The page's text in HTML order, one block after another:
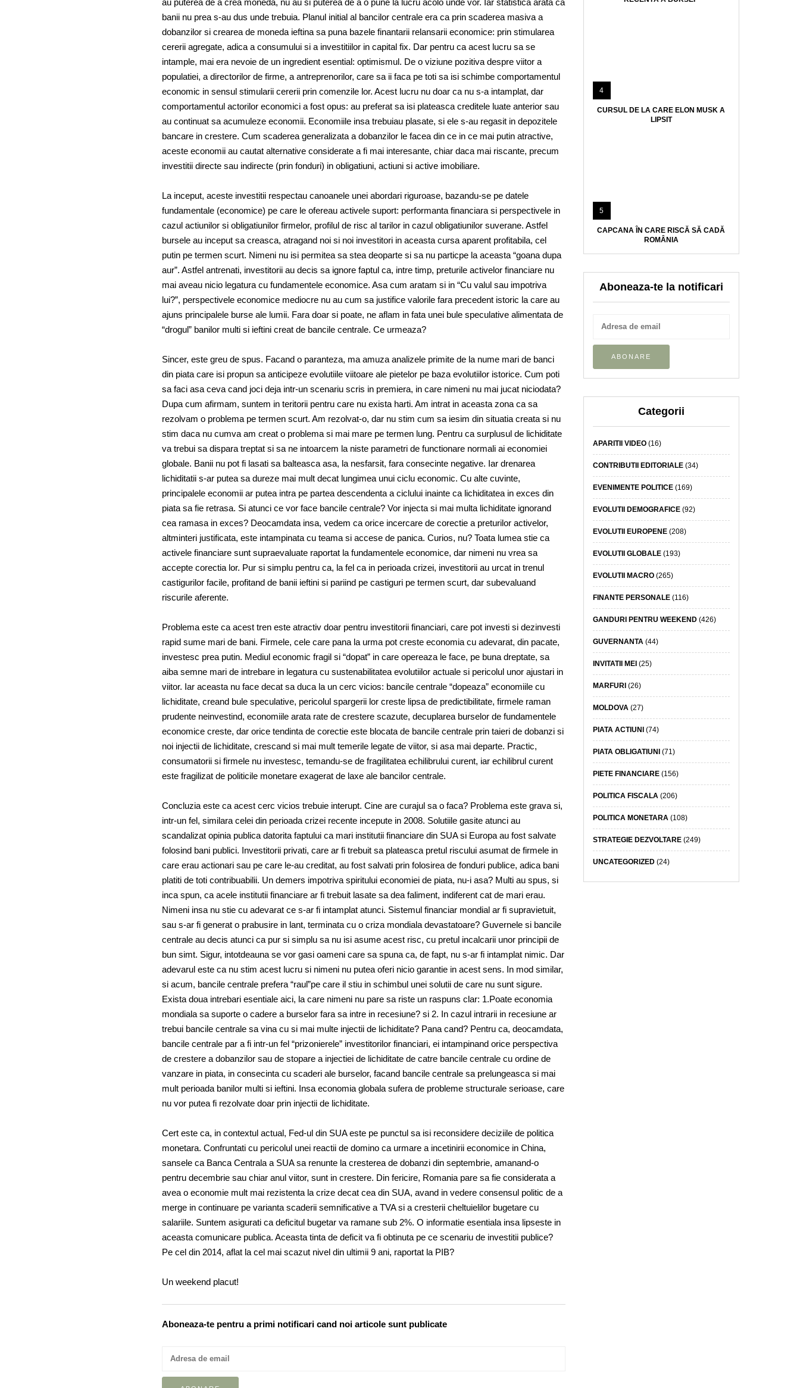
au puterea de a crea moneda, nu au si puterea de a o pune la lucru acolo unde vor. Iar statistica arata ca
banii nu prea s-au dus unde trebuia. Planul initial al bancilor centrale era ca prin scaderea masiva a
dobanzilor si crearea de moneda ieftina sa puna bazele finantarii relansarii economice: prin stimularea
cererii agregate, adica a consumului si a investitiilor in capital fix. Dar pentru ca acest lucru sa se
intample, mai era nevoie de un ingredient esential: optimismul. De o viziune pozitiva despre viitor a
populatiei, a directorilor de firme, a antreprenorilor, care sa ii faca pe toti sa isi schimbe comportamentul
economic in sensul stimularii cererii prin comenzile lor. Acest lucru nu doar ca nu s-a intamplat, dar
comportamentul actorilor economici a fost opus: au preferat sa isi plateasca creditele luate anterior sau
au continuat sa acumuleze economii. Economiile insa trebuiau plasate, si ele s-au regasit in depozitele
bancare in crestere. Cum scaderea generalizata a dobanzilor le facea din ce in ce mai putin atractive,
aceste economii au cautat alternative considerate a fi mai interesante, chiar daca mai riscante, precum
investitii directe sau indirecte (prin fonduri) in obligatiuni, actiuni si active imobiliare.
La inceput, aceste investitii respectau canoanele unei abordari riguroase, bazandu-se pe datele
fundamentale (economice) pe care le ofereau activele suport: performanta financiara si perspectivele in
cazul actiunilor si obligatiunilor firmelor, profilul de risc al tarilor in cazul obligatiunilor suverane. Astfel
bursele au inceput sa creasca, atragand noi si noi investitori in aceasta cursa aparent profitabila, cel
putin pe termen scurt. Nimeni nu isi permitea sa stea deoparte si sa nu particpe la aceasta “goana dupa
aur”. Astfel antrenati, investitorii au decis sa ignore faptul ca, intre timp, preturile activelor financiare nu
mai aveau nicio legatura cu fundamentele economice. Asa cum aratam si in “Cu valul sau impotriva
lui?”, perspectivele economice mediocre nu au cum sa justifice valorile fara precedent istoric la care au
ajuns principalele burse ale lumii. Fara doar si poate, ne aflam in fata unei bule speculative alimentata de
“drogul” banilor multi si ieftini creat de bancile centrale. Ce urmeaza?
Sincer, este greu de spus. Facand o paranteza, ma amuza analizele primite de la nume mari de banci
din piata care isi propun sa anticipeze evolutiile viitoare ale pietelor pe baza evolutiilor istorice. Cum poti
sa faci asa ceva cand joci deja intr-un scenariu scris in premiera, in care nimeni nu mai jucat niciodata?
Dupa cum afirmam, suntem in teritorii pentru care nu exista harti. Am intrat in aceasta zona ca sa
rezolvam o problema pe termen scurt. Am rezolvat-o, dar nu stim cum sa iesim din situatia creata si nu
stim daca nu cumva am creat o problema si mai mare pe termen lung. Pentru ca surplusul de lichiditate
va trebui sa dispara treptat si sa ne intoarcem la niste parametri de functionare normali ai economiei
globale. Banii nu pot fi lasati sa balteasca asa, la nesfarsit, fara consecinte negative. Iar drenarea
lichiditatii s-ar putea sa dureze mai mult decat lungimea unui ciclu economic. Cu alte cuvinte,
principalele economii ar putea intra pe partea descendenta a ciclului inainte ca lichiditatea in exces din
piata sa fie retrasa. Si atunci ce vor face bancile centrale? Vor injecta si mai multa lichiditate ignorand
cea ramasa in exces? Deocamdata insa, vedem ca orice incercare de corectie a preturilor activelor,
altminteri justificata, este intampinata cu teama si accese de panica. Curios, nu? Toata lumea stie ca
activele financiare sunt supraevaluate raportat la fundamentele economice, dar nimeni nu vrea sa
accepte corectia lor. Pur si simplu pentru ca, la fel ca in perioada crizei, investitorii au urcat in trenul
castigurilor facile, profitand de banii ieftini si pariind pe castiguri pe termen scurt, dar subevaluand
riscurile aferente.
Problema este ca acest tren este atractiv doar pentru investitorii financiari, care pot investi si dezinvesti
rapid sume mari de bani. Firmele, cele care pana la urma pot creste economia cu adevarat, din pacate,
investesc prea putin. Mediul economic fragil si “dopat” in care opereaza le face, pe buna dreptate, sa
aiba semne mari de intrebare in legatura cu sustenabilitatea evolutiilor actuale si pericolul unor ajustari in
viitor. Iar aceasta nu face decat sa duca la un cerc vicios: bancile centrale “dopeaza” economiile cu
lichiditate, creand bule speculative, pericolul spargerii lor creste lipsa de predictibilitate, firmele raman
prudente neinvestind, economiile arata rate de crestere scazute, decuplarea burselor de fundamentele
economice creste, dar orice tendinta de corectie este blocata de bancile centrale prin taieri de dobanzi si
noi injectii de lichiditate, crescand si mai mult temerile legate de viitor, si asa mai departe. Practic,
consumatorii si firmele nu investesc, temandu-se de fragilitatea echilibrului curent, iar echilibrul curent
este fragilizat de politicile monetare exagerat de laxe ale bancilor centrale.
Concluzia este ca acest cerc vicios trebuie interupt. Cine are curajul sa o faca? Problema este grava si,
intr-un fel, similara celei din perioada crizei recente incepute in 2008. Solutiile gasite atunci au
scandalizat opinia publica datorita faptului ca mari institutii financiare din SUA si Europa au fost salvate
folosind bani publici. Investitorii privati, care ar fi trebuit sa plateasca pretul riscului asumat de firmele in
care erau actionari sau pe care le-au creditat, au fost salvati prin folosirea de fonduri publice, adica bani
platiti de toti contribuabilii. Un demers impotriva spiritului economiei de piata, nu-i asa? Multi au spus, si
inca spun, ca acele institutii financiare ar fi trebuit lasate sa dea faliment, indiferent cat de mari erau.
Nimeni insa nu stie cu adevarat ce s-ar fi intamplat atunci. Sistemul financiar mondial ar fi supravietuit,
sau s-ar fi generat o prabusire in lant, terminata cu o criza mondiala devastatoare? Guvernele si bancile
centrale au decis atunci ca pur si simplu sa nu isi asume acest risc, cu pretul incalcarii unor principii de
bun simt. Sigur, intotdeauna se vor gasi oameni care sa spuna ca, de fapt, nu s-ar fi intamplat nimic. Dar
adevarul este ca nu stim acest lucru si nimeni nu putea oferi nicio garantie in acest sens. In mod similar,
si acum, bancile centrale prefera “raul”pe care il stiu in schimbul unei solutii de care nu sunt sigure.
Exista doua intrebari esentiale aici, la care nimeni nu pare sa riste un raspuns clar: 1.Poate economia
mondiala sa suporte o cadere a burselor fara sa intre in recesiune? si 2. In cazul intrarii in recesiune ar
trebui bancile centrale sa vina cu si mai multe injectii de lichiditate? Pana cand? Pentru ca, deocamdata,
bancile centrale par a fi intr-un fel “prizonierele” investitorilor financiari, ei intampinand orice perspectiva
de crestere a dobanzilor sau de stopare a injectiei de lichiditate de catre bancile centrale cu ordine de
vanzare in piata, in consecinta cu scaderi ale burselor, facand bancile centrale sa prelungeasca si mai
mult perioada banilor multi si ieftini. Insa economia globala sufera de probleme structurale serioase, care
nu vor putea fi rezolvate doar prin injectii de lichiditate.
Cert este ca, in contextul actual, Fed-ul din SUA este pe punctul sa isi reconsidere deciziile de politica
monetara. Confruntati cu pericolul unei reactii de domino ca urmare a incetinirii economice in China,
sansele ca Banca Centrala a SUA sa renunte la cresterea de dobanzi din septembrie, amanand-o
pentru decembrie sau chiar anul viitor, sunt in crestere. Din fericire, Romania pare sa fie considerata a
avea o economie mult mai rezistenta la crize decat cea din SUA, avand in vedere consensul politic de a
merge in continuare pe varianta scaderii semnificative a TVA si a cresterii cheltuielilor bugetare cu
salariile. Suntem asigurati ca deficitul bugetar va ramane sub 2%. O informatie esentiala insa lipseste in
aceasta comunicare publica. Aceasta tinta de deficit va fi obtinuta pe ce scenariu de investitii publice?
Pe cel din 2014, aflat la cel mai scazut nivel din ultimii 9 ani, raportat la PIB?
Un weekend placut!
Aboneaza-te pentru a primi notificari cand noi articole sunt publicate
4
CURSUL DE LA CARE ELON MUSK A
LIPSIT
5
CAPCANA ÎN CARE RISCĂ SĂ CADĂ
ROMÂNIA
Aboneaza-te la notificari
Categorii
APARITII VIDEO(16)
CONTRIBUTII EDITORIALE(34)
EVENIMENTE POLITICE(169)
EVOLUTII DEMOGRAFICE(92)
EVOLUTII EUROPENE(208)
EVOLUTII GLOBALE(193)
EVOLUTII MACRO(265)
FINANTE PERSONALE(116)
GANDURI PENTRU WEEKEND(426)
GUVERNANTA (44)
INVITATII MEI(25)
MARFURI(26)
MOLDOVA (27)
PIATA ACTIUNI(74)
PIATA OBLIGATIUNI(71)
PIETE FINANCIARE(156)
POLITICA FISCALA (206)
POLITICA MONETARA (108)
STRATEGIE DEZVOLTARE(249)
UNCATEGORIZED(24)